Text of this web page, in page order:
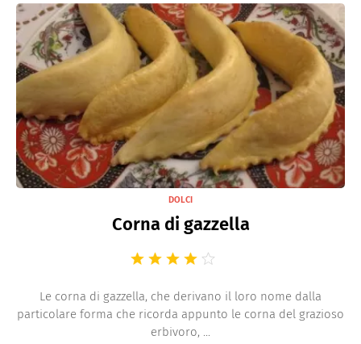
DOLCI
Corna di gazzella
Le corna di gazzella, che derivano il loro nome dalla
particolare forma che ricorda appunto le corna del grazioso
erbivoro, ...